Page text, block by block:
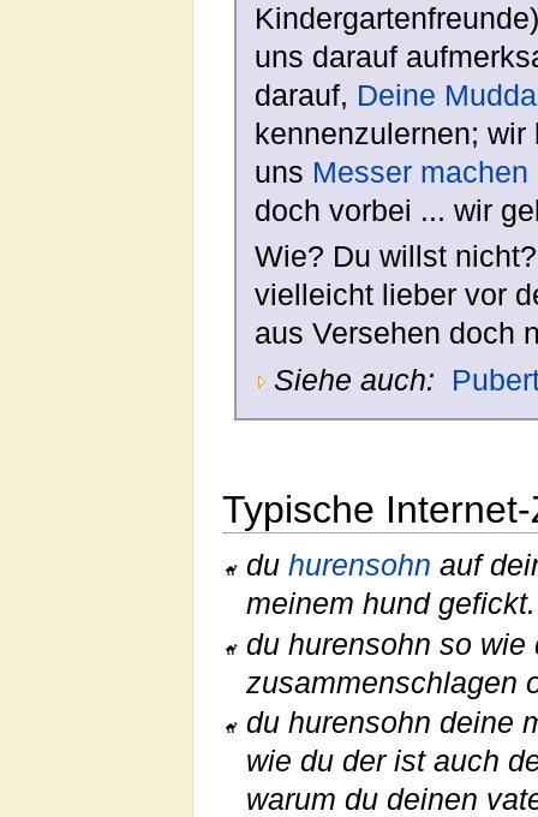
uns darauf
darauf, Deine Mudda
kennenzulernen;
uns Messer machen
doch vorbei ... wir
Wie? Du willst
vielleicht lieber vor
aus Versehen doch
Siehe auch:
Typische
duhurensohn auf
meinem hund gefickt.
du hurensohn so
zusammenschlagen
du hurensohn deine
wie du der ist auch
warum du deinen